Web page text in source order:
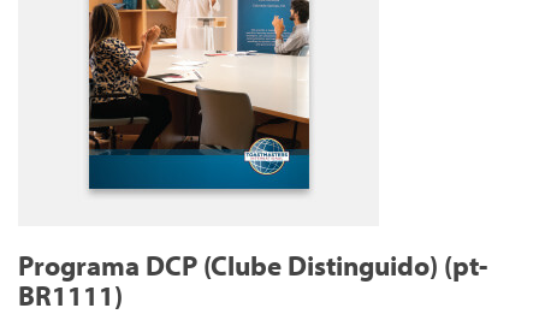
Programa DCP (Clube Distinguido) (pt-
BR1111)